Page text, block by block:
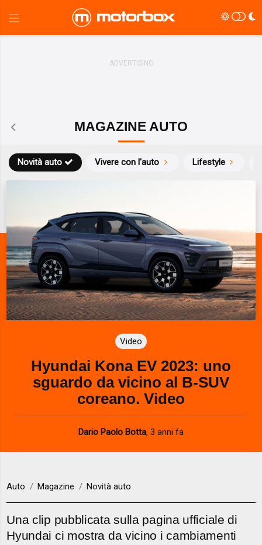
MAGAZINE AUTO
Novità auto Vivere con l'auto Lifestyle
Video
Hyundai Kona EV 2023: uno
sguardo da vicino al B-SUV
coreano. Video
Dario Paolo Botta, 3 anni fa
Auto Magazine Novità auto
Una clip pubblicata sulla pagina ufficiale di
Hyundai ci mostra da vicino i cambiamenti